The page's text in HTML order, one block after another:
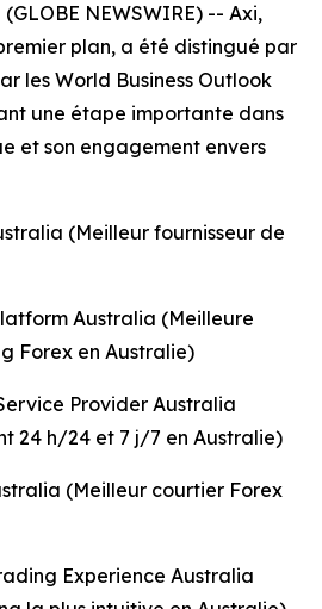
(GLOBE NEWSWIRE) -- Axi,
plan, a été distingué par
les World Business Outlook
une étape importante dans
et son engagement envers
(Meilleur fournisseur de
Australia (Meilleure
Forex en Australie)
Provider Australia
24 h/24 et 7 j/7 en Australie)
(Meilleur courtier Forex
Experience Australia